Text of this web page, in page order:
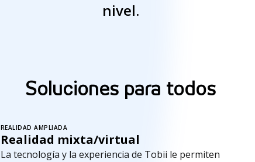
nivel.
Soluciones para todos
REALIDAD AMPLIADA
Realidad mixta/virtual
La tecnología y la experiencia de Tobii le permiten